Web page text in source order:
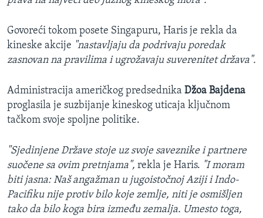
Govoreći tokom posete Singapuru, Haris je rekla da
kineske akcije "nastavljaju da podrivaju poredak
zasnovan na pravilima i ugrožavaju suverenitet država".
Administracija američkog predsednika Džoa Bajdena
proglasila je suzbijanje kineskog uticaja ključnom
tačkom svoje spoljne politike.
"Sjedinjene Države stoje uz svoje saveznike i partnere
suočene sa ovim pretnjama", rekla je Haris. "I moram
biti jasna: Naš angažman u jugoistočnoj Aziji i Indo-
Pacifiku nije protiv bilo koje zemlje, niti je osmišljen
tako da bilo koga bira između zemalja. Umesto toga,